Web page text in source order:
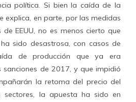
política. Si bien la caída de la
explica, en parte, por las medidas
de EEUU, no es menos cierto que
sido desastrosa, con casos de
de producción que ya era
sanciones de 2017, y que impidió
la retoma del precio del
sectores, la apuesta ha sido en